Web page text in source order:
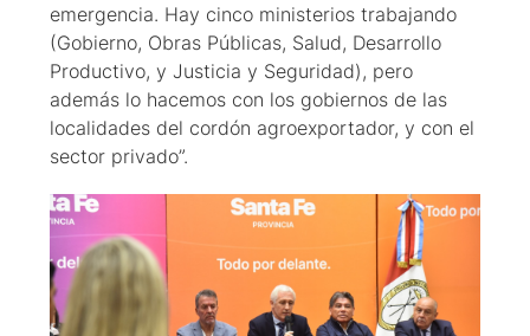
emergencia. Hay cinco ministerios trabajando
(Gobierno, Obras Públicas, Salud, Desarrollo
Productivo, y Justicia y Seguridad), pero
además lo hacemos con los gobiernos de las
localidades del cordón agroexportador, y con el
sector privado”.